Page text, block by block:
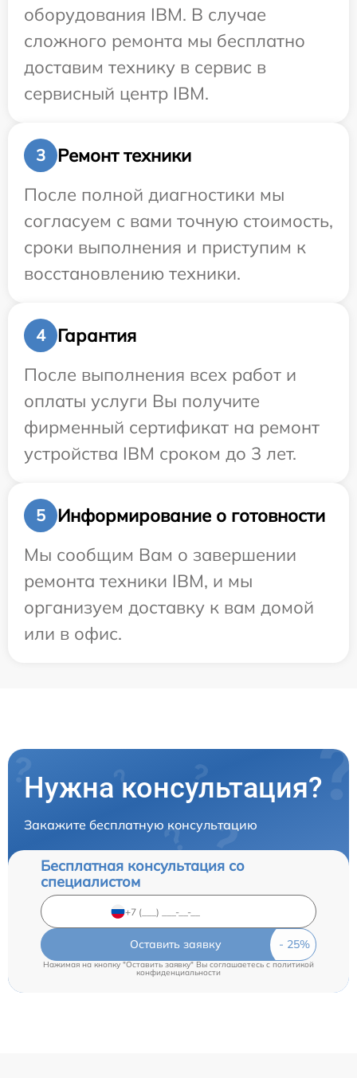
оборудования IBM. В случае
сложного ремонта мы бесплатно
доставим технику в сервис в
сервисный центр IBM.
3
Ремонт техники
После полной диагностики мы
согласуем с вами точную стоимость,
сроки выполнения и приступим к
восстановлению техники.
4
Гарантия
После выполнения всех работ и
оплаты услуги Вы получите
фирменный сертификат на ремонт
устройства IBM сроком до 3 лет.
5
Информирование о готовности
Мы сообщим Вам о завершении
ремонта техники IBM, и мы
организуем доставку к вам домой
или в офис.
Нужна консультация?
Закажите бесплатную консультацию
Бесплатная консультация со
специалистом
Оставить заявку
Нажимая на кнопку "Оставить заявку" Вы соглашаетесь c политикой
конфиденциальности